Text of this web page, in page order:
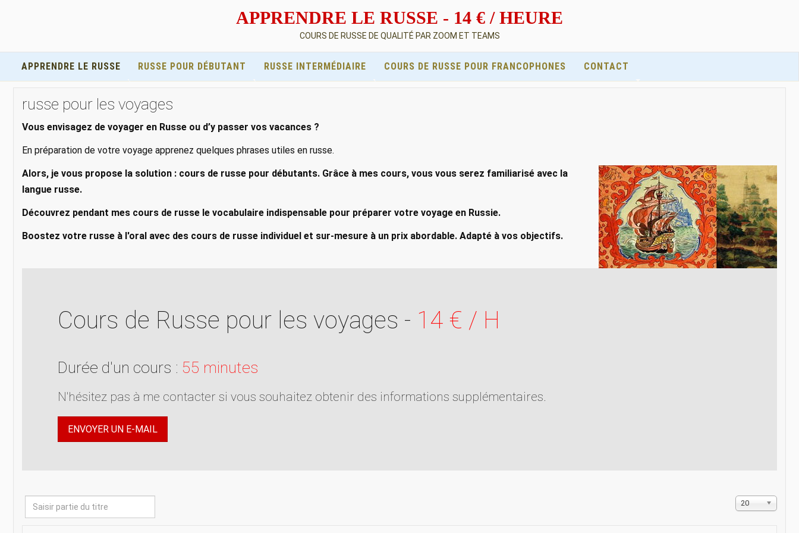
APPRENDRE LE RUSSE - 14 € / HEURE
COURS DE RUSSE DE QUALITÉ PAR ZOOM ET TEAMS
APPRENDRE LE RUSSE RUSSE POUR DÉBUTANT RUSSE INTERMÉDIAIRE COURS DE RUSSE POUR FRANCOPHONES CONTACT
russe pour les voyages
Vous envisagez de voyager en Russe ou d’y passer vos vacances ?
En préparation de votre voyage apprenez quelques phrases utiles en russe.
Alors, je vous propose la solution : cours de russe pour débutants. Grâce à mes cours, vous vous serez familiarisé avec la
langue russe.
Découvrez pendant mes cours de russe le vocabulaire indispensable pour préparer votre voyage en Russie.
Boostez votre russe à l'oral avec des cours de russe individuel et sur-mesure à un prix abordable. Adapté à vos objectifs.
Cours de Russe pour les voyages - 14 € / H
Durée d'un cours : 55 minutes
N'hésitez pas à me contacter si vous souhaitez obtenir des informations supplémentaires.
ENVOYER UN E-MAIL
Saisir
partie
Affichage
20